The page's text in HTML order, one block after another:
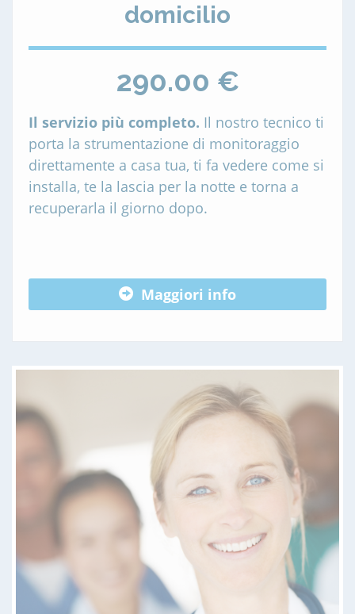
domicilio
290.00 €
Il servizio più completo. Il nostro tecnico ti
porta la strumentazione di monitoraggio
direttamente a casa tua, ti fa vedere come si
installa, te la lascia per la notte e torna a
recuperarla il giorno dopo.
Maggiori info